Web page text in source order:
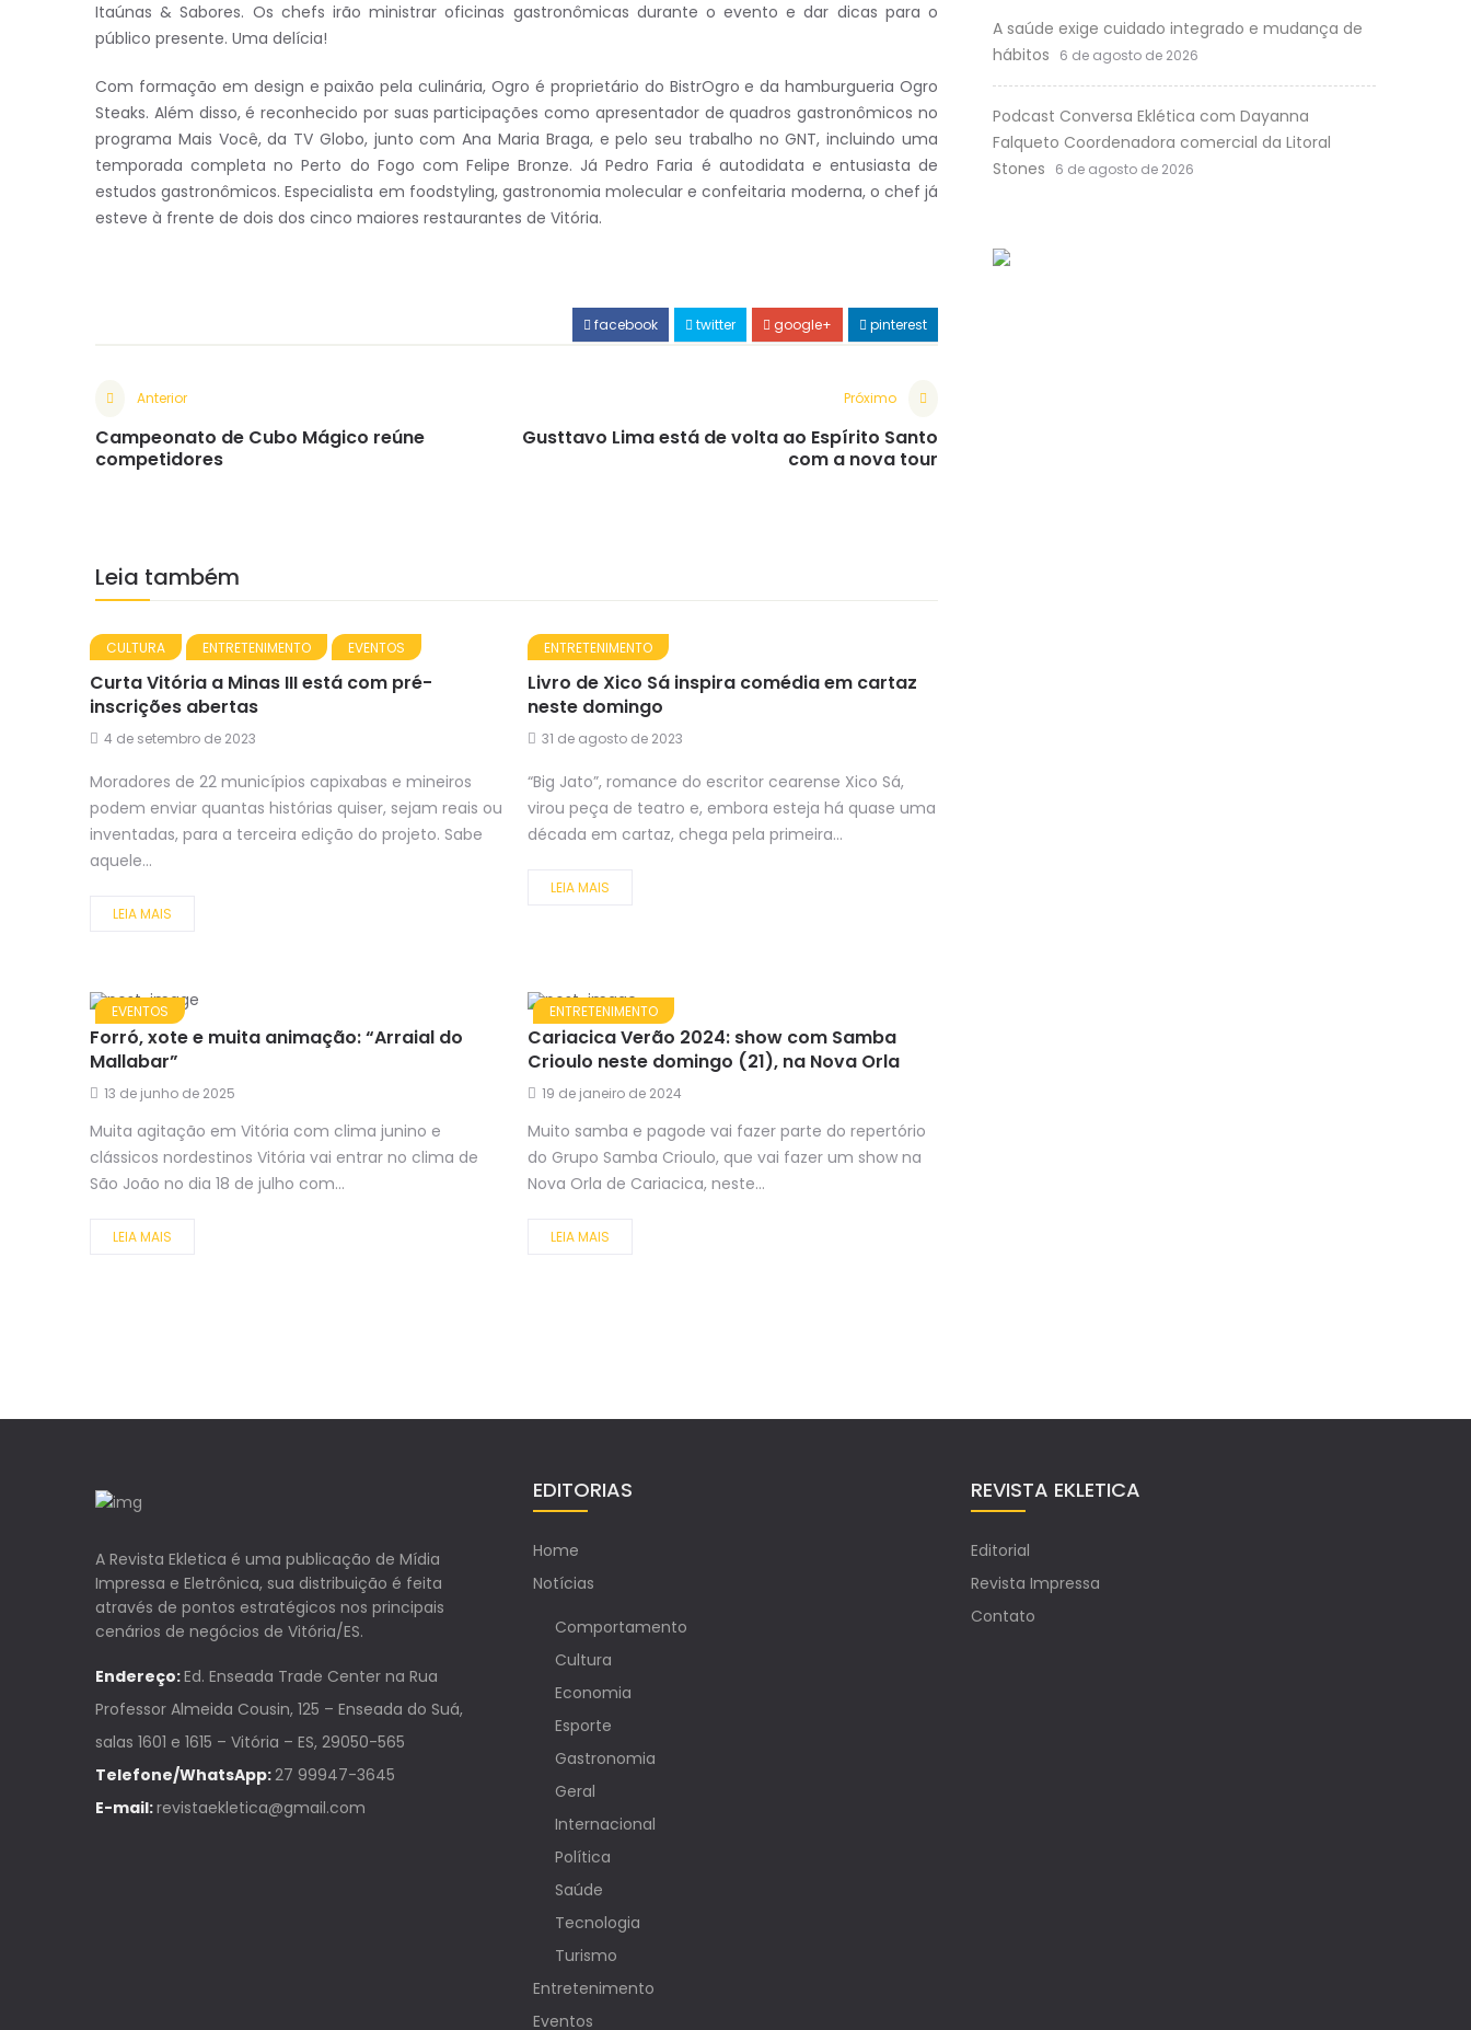
Itaúnas & Sabores. Os chefs irão ministrar oficinas gastronômicas durante o evento e dar dicas para o
público presente. Uma delícia!
Com formação em design e paixão pela culinária, Ogro é proprietário do BistrOgro e da hamburgueria Ogro
Steaks. Além disso, é reconhecido por suas participações como apresentador de quadros gastronômicos no
programa Mais Você, da TV Globo, junto com Ana Maria Braga, e pelo seu trabalho no GNT, incluindo uma
temporada completa no Perto do Fogo com Felipe Bronze. Já Pedro Faria é autodidata e entusiasta de
estudos gastronômicos. Especialista em foodstyling, gastronomia molecular e confeitaria moderna, o chef já
esteve à frente de dois dos cinco maiores restaurantes de Vitória.
facebook twitter google+ pinterest
Anterior
Campeonato de Cubo Mágico reúne
competidores
Próximo
Gusttavo Lima está de volta ao Espírito Santo
com a nova tour
Leia também
CULTURA ENTRETENIMENTO EVENTOS
Curta Vitória a Minas III está com pré-
inscrições abertas
4 de setembro de 2023
Moradores de 22 municípios capixabas e mineiros
podem enviar quantas histórias quiser, sejam reais ou
inventadas, para a terceira edição do projeto. Sabe
aquele...
LEIA MAIS
ENTRETENIMENTO
Livro de Xico Sá inspira comédia em cartaz
neste domingo
31 de agosto de 2023
“Big Jato”, romance do escritor cearense Xico Sá,
virou peça de teatro e, embora esteja há quase uma
década em cartaz, chega pela primeira...
LEIA MAIS
EVENTOS
Forró, xote e muita animação: “Arraial do
Mallabar”
13 de junho de 2025
Muita agitação em Vitória com clima junino e
clássicos nordestinos Vitória vai entrar no clima de
São João no dia 18 de julho com...
LEIA MAIS
ENTRETENIMENTO
Cariacica Verão 2024: show com Samba
Crioulo neste domingo (21), na Nova Orla
19 de janeiro de 2024
Muito samba e pagode vai fazer parte do repertório
do Grupo Samba Crioulo, que vai fazer um show na
Nova Orla de Cariacica, neste...
LEIA MAIS
A saúde exige cuidado integrado e mudança de
hábitos
6 de agosto de 2026
Podcast Conversa Eklética com Dayanna
Falqueto Coordenadora comercial da Litoral
Stones
6 de agosto de 2026
A Revista Ekletica é uma publicação de Mídia
Impressa e Eletrônica, sua distribuição é feita
através de pontos estratégicos nos principais
cenários de negócios de Vitória/ES.
Endereço:Ed. Enseada Trade Center na Rua
Professor Almeida Cousin, 125 – Enseada do Suá,
salas 1601 e 1615 – Vitória – ES, 29050-565
Telefone/WhatsApp:27 99947-3645
E-mail:revistaekletica@gmail.com
EDITORIAS
Home
Notícias
Comportamento
Cultura
Economia
Esporte
Gastronomia
Geral
Internacional
Política
Saúde
Tecnologia
Turismo
Entretenimento
Eventos
REVISTA EKLETICA
Editorial
Revista Impressa
Contato